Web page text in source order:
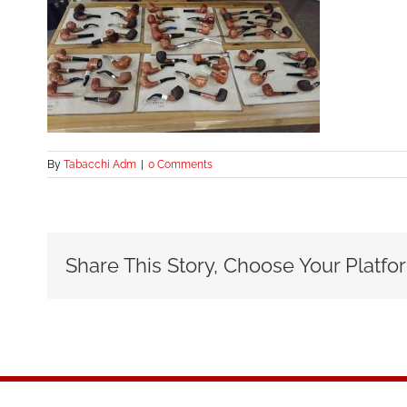
By Tabacchi Adm 0 Comments
Share This Story, Choose Your